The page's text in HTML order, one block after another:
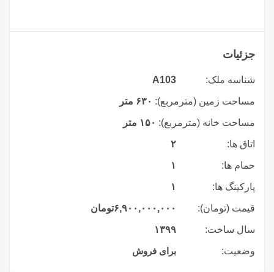
جزئیات
شناسه ملک: A103
مساحت زمین (مترمربع): ۶۳۰ متر
مساحت خانه (مترمربع): ۱۵۰ متر
اتاق ها: ۲
حمام ها: ۱
پارکینگ ها: ۱
قیمت (تومان): ۶,۹۰۰,۰۰۰,۰۰۰تومان
سال ساخت: ۱۳۹۹
وضعیت: برای فروش